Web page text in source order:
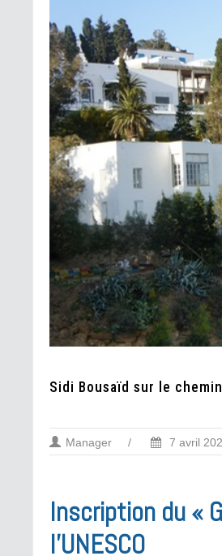
Sidi Bousaïd sur le
Manager / 7 avril
Inscription du «
l’UNESCO